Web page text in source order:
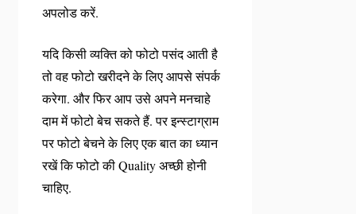
अपलोड करें.
यदि किसी व्यक्ति को फोटो पसंद आती है
तो वह फोटो खरीदने के लिए आपसे संपर्क
करेगा. और फिर आप उसे अपने मनचाहे
दाम में फोटो बेच सकते हैं. पर इन्स्टाग्राम
पर फोटो बेचने के लिए एक बात का ध्यान
रखें कि फोटो की Quality अच्छी होनी
चाहिए.